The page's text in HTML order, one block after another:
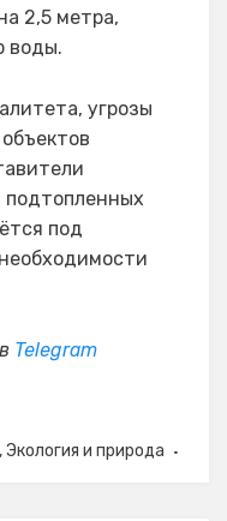
2,5 метра,
воды.
угрозы
под
Telegram
,Экология и природа